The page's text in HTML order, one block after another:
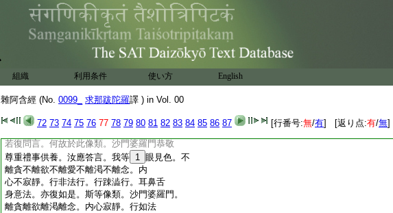
組織 利用条件 使い方 English
雜阿含經 (No. 0099_ 求那跋陀羅譯 ) in Vol. 00
72 73 74 75 76 77 78 79 80 81 82 83 84 85 86 87 [行番号:無/有] [返り点:有/無]
是。彼沙門婆羅門。眼見色。亦不離貪不離
欲不離愛不離渇不離念。内心不寂靜。
行非法行踈澁行。耳鼻舌身意法。亦復如
是。我於斯等求其差別。不見差別之行。
是故我於斯等像類。沙門婆羅門。不
11 應恭
敬尊重禮事供養。若復問言。何等像類。沙門
婆羅門。所應恭敬尊重禮事供養。汝應答
言。若彼眼見色。離貪離欲離愛離渇離
念。内心寂靜。不行非法行。行等行。
踈澁行。耳鼻舌身意法。亦復如是。如是像
若復問言。何故於此像類。沙門婆羅門恭敬
尊重禮事供養。汝應答言。我等 1 眼見色。不
離貪不離欲不離愛不離渇不離念。内
心不寂靜。行非法行。行踈澁行。耳鼻舌
身意法。亦復如是。斯等像類。沙門婆羅門。
離貪離欲離渇離念。内心寂靜。行如法